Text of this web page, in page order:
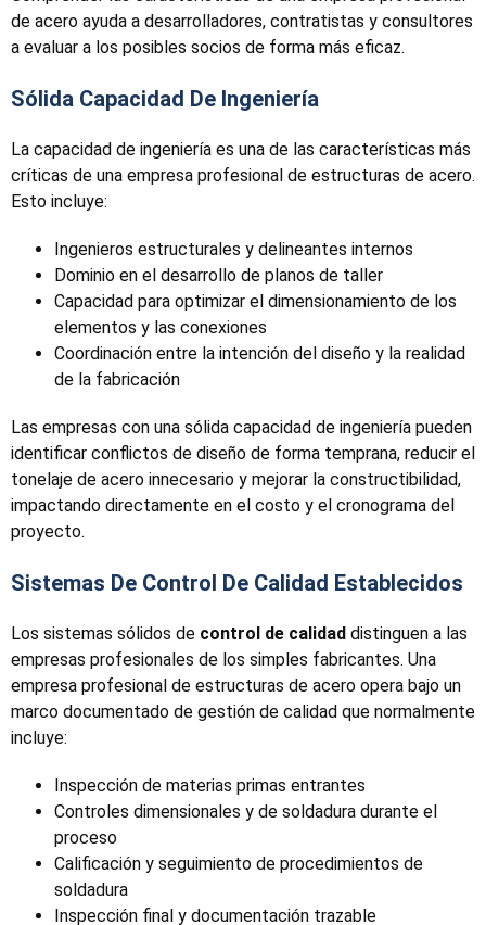
de acero ayuda a desarrolladores, contratistas y consultores
a evaluar a los posibles socios de forma más eficaz.
Sólida Capacidad De Ingeniería
La capacidad de ingeniería es una de las características más
críticas de una empresa profesional de estructuras de acero.
Esto incluye:
Ingenieros estructurales y delineantes internos
Dominio en el desarrollo de planos de taller
Capacidad para optimizar el dimensionamiento de los
elementos y las conexiones
Coordinación entre la intención del diseño y la realidad
de la fabricación
Las empresas con una sólida capacidad de ingeniería pueden
identificar conflictos de diseño de forma temprana, reducir el
tonelaje de acero innecesario y mejorar la constructibilidad,
impactando directamente en el costo y el cronograma del
proyecto.
Sistemas De Control De Calidad Establecidos
Los sistemas sólidos de control de calidad distinguen a las
empresas profesionales de los simples fabricantes. Una
empresa profesional de estructuras de acero opera bajo un
marco documentado de gestión de calidad que normalmente
incluye:
Inspección de materias primas entrantes
Controles dimensionales y de soldadura durante el
proceso
Calificación y seguimiento de procedimientos de
soldadura
Inspección final y documentación trazable